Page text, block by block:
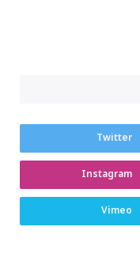
Twitter
Instagram
Vimeo